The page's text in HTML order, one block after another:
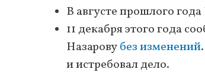
В августе прошлого
11 декабря этого года
Назаровубез изменений
и истребовал дело.